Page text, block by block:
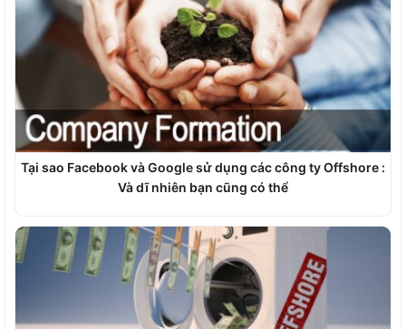
Tại sao Facebook và Google sử dụng các công ty Offshore :
Và dĩ nhiên bạn cũng có thể